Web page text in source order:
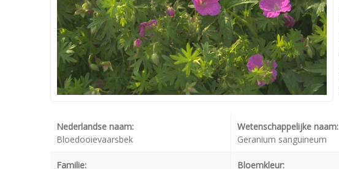
Nederlandse naam:
Bloedooievaarsbek
Wetenschappelijke naam:
Geranium sanguineum
Familie:
Bloemkleur: